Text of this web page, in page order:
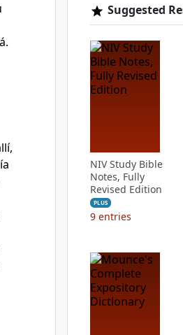
Suggested
NIV Study Bible
Notes, Fully
Revised Edition
PLUS
9 entries